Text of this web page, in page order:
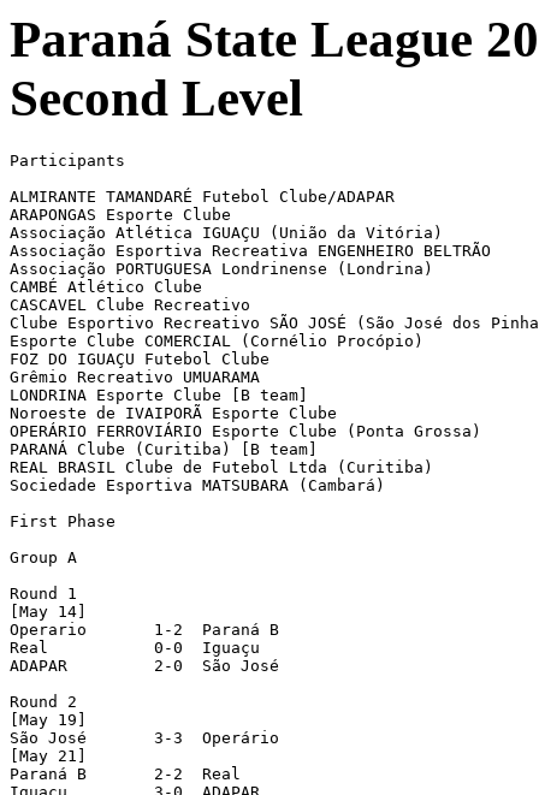
Paraná State League
Second Level
Participants
ALMIRANTE TAMANDARÉ Futebol Clube/ADAPAR
ARAPONGAS Esporte Clube
Associação Atlética IGUAÇU (União da Vitória)
Associação Esportiva Recreativa ENGENHEIRO BELTRÃO
Associação PORTUGUESA Londrinense (Londrina)
CAMBÉ Atlético Clube
CASCAVEL Clube Recreativo
Clube Esportivo Recreativo SÃO JOSÉ (São José dos
Esporte Clube COMERCIAL (Cornélio Procópio)
FOZ DO IGUAÇU Futebol Clube
Grêmio Recreativo UMUARAMA
LONDRINA Esporte Clube [B team]
Noroeste de IVAIPORÃ Esporte Clube
OPERÁRIO FERROVIÁRIO Esporte Clube (Ponta Grossa)
PARANÁ Clube (Curitiba) [B team]
REAL BRASIL Clube de Futebol Ltda (Curitiba)
Sociedade Esportiva MATSUBARA (Cambará)
First Phase
Group A
Round 1
[May 14]
Operario       1-2  Paraná B
Real           0-0  Iguaçu
ADAPAR         2-0  São José
Round 2
[May 19]
São José       3-3  Operário
[May 21]
Paraná B       2-2  Real